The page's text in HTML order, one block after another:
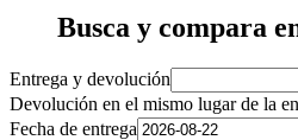
Busca y compara
Entrega y devolución
Devolución en el mismo lugar de la
Fecha de entrega